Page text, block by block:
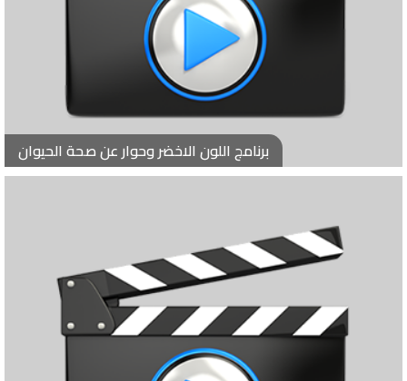
برنامج اللون الاخضر وحوار عن صحة الحيوان